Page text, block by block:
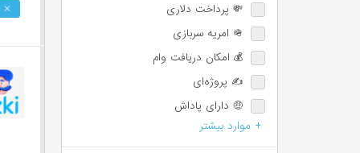
💸 پرداخت دلاری
🪖 امریه سربازی
💰 امکان دریافت وام
✍️ پروژه‌ای
🤑 دارای پاداش
💯 دارای پورسانت
+ موارد بیشتر